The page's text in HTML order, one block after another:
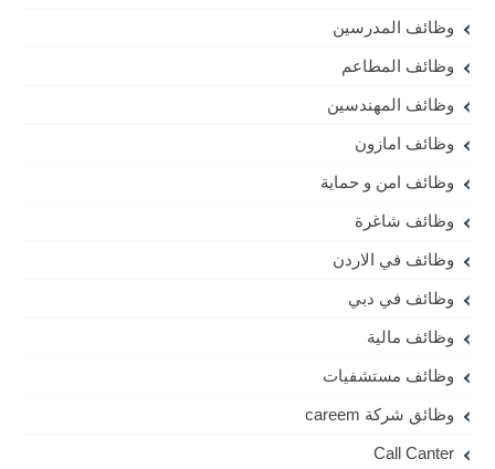
وظائف المدرسين
وظائف المطاعم
وظائف المهندسين
وظائف امازون
وظائف امن و حماية
وظائف شاغرة
وظائف في الاردن
وظائف في دبي
وظائف مالية
وظائف مستشفيات
وظائق شركة careem
Call Canter